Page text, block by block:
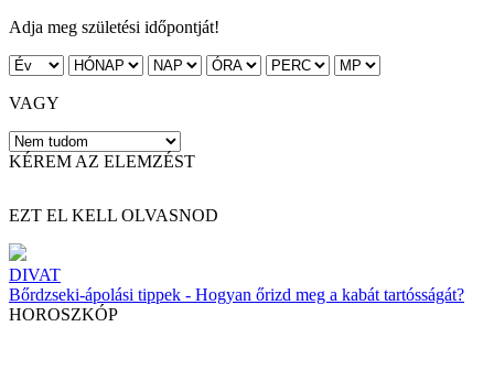
Adja meg születési időpontját!
VAGY
KÉREM AZ ELEMZÉST
EZT EL KELL OLVASNOD
DIVAT
Bőrdzseki-ápolási tippek - Hogyan őrizd meg a kabát tartósságát?
HOROSZKÓP